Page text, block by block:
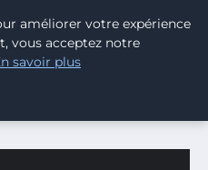
BLOG
MAJEUR POUR LA…
améliorer votre expérience
vous acceptez notre
savoir plus